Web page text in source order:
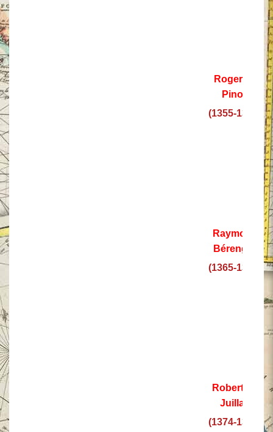
Roger de
Pinos
(1355-1365)
Raymond
Bérenger
(1365-1374)
Robert de
Juillac
(1374-1376)